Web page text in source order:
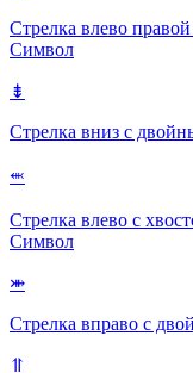
Стрелка влево
Символ
⇟
Стрелка вниз с
⬺
Стрелка влево с
Символ
⤕
Стрелка вправо с
⥣